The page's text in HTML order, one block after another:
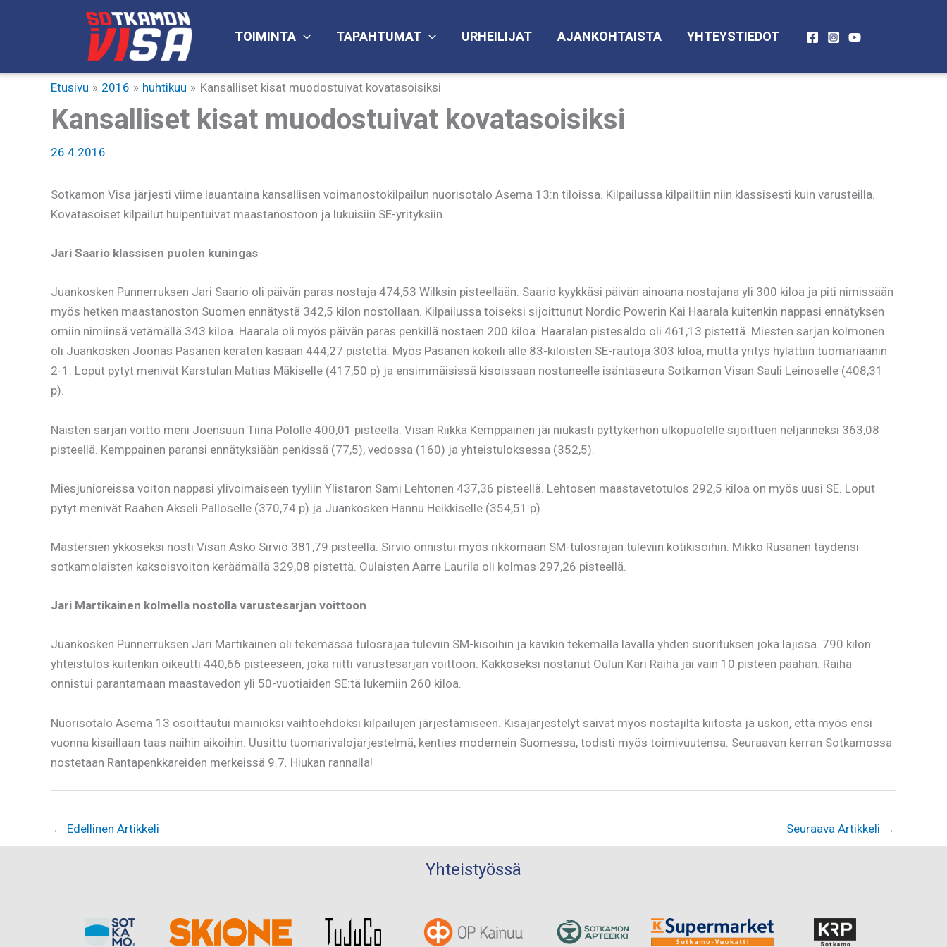
TOIMINTA TAPAHTUMAT URHEILIJAT AJANKOHTAISTA YHTEYSTIEDOT
Etusivu 2016 huhtikuu Kansalliset kisat muodostuivat kovatasoisiksi
Kansalliset kisat muodostuivat kovatasoisiksi
26.4.2016
Sotkamon Visa järjesti viime lauantaina kansallisen voimanostokilpailun nuorisotalo Asema 13:n tiloissa. Kilpailussa kilpailtiin niin klassisesti kuin varusteilla.
Kovatasoiset kilpailut huipentuivat maastanostoon ja lukuisiin SE-yrityksiin.
Jari Saario klassisen puolen kuningas
Juankosken Punnerruksen Jari Saario oli päivän paras nostaja 474,53 Wilksin pisteellään. Saario kyykkäsi päivän ainoana nostajana yli 300 kiloa ja piti nimissään
myös hetken maastanoston Suomen ennätystä 342,5 kilon nostollaan. Kilpailussa toiseksi sijoittunut Nordic Powerin Kai Haarala kuitenkin nappasi ennätyksen
omiin nimiinsä vetämällä 343 kiloa. Haarala oli myös päivän paras penkillä nostaen 200 kiloa. Haaralan pistesaldo oli 461,13 pistettä. Miesten sarjan kolmonen
oli Juankosken Joonas Pasanen keräten kasaan 444,27 pistettä. Myös Pasanen kokeili alle 83-kiloisten SE-rautoja 303 kiloa, mutta yritys hylättiin tuomariäänin
2-1. Loput pytyt menivät Karstulan Matias Mäkiselle (417,50 p) ja ensimmäisissä kisoissaan nostaneelle isäntäseura Sotkamon Visan Sauli Leinoselle (408,31
p).
Naisten sarjan voitto meni Joensuun Tiina Pololle 400,01 pisteellä. Visan Riikka Kemppainen jäi niukasti pyttykerhon ulkopuolelle sijoittuen neljänneksi 363,08
pisteellä. Kemppainen paransi ennätyksiään penkissä (77,5), vedossa (160) ja yhteistuloksessa (352,5).
Miesjunioreissa voiton nappasi ylivoimaiseen tyyliin Ylistaron Sami Lehtonen 437,36 pisteellä. Lehtosen maastavetotulos 292,5 kiloa on myös uusi SE. Loput
pytyt menivät Raahen Akseli Palloselle (370,74 p) ja Juankosken Hannu Heikkiselle (354,51 p).
Mastersien ykköseksi nosti Visan Asko Sirviö 381,79 pisteellä. Sirviö onnistui myös rikkomaan SM-tulosrajan tuleviin kotikisoihin. Mikko Rusanen täydensi
sotkamolaisten kaksoisvoiton keräämällä 329,08 pistettä. Oulaisten Aarre Laurila oli kolmas 297,26 pisteellä.
Jari Martikainen kolmella nostolla varustesarjan voittoon
Juankosken Punnerruksen Jari Martikainen oli tekemässä tulosrajaa tuleviin SM-kisoihin ja kävikin tekemällä lavalla yhden suorituksen joka lajissa. 790 kilon
yhteistulos kuitenkin oikeutti 440,66 pisteeseen, joka riitti varustesarjan voittoon. Kakkoseksi nostanut Oulun Kari Räihä jäi vain 10 pisteen päähän. Räihä
onnistui parantamaan maastavedon yli 50-vuotiaiden SE:tä lukemiin 260 kiloa.
Nuorisotalo Asema 13 osoittautui mainioksi vaihtoehdoksi kilpailujen järjestämiseen. Kisajärjestelyt saivat myös nostajilta kiitosta ja uskon, että myös ensi
vuonna kisaillaan taas näihin aikoihin. Uusittu tuomarivalojärjestelmä, kenties modernein Suomessa, todisti myös toimivuutensa. Seuraavan kerran Sotkamossa
nostetaan Rantapenkkareiden merkeissä 9.7. Hiukan rannalla!
← Edellinen Artikkeli Seuraava Artikkeli →
Yhteistyössä